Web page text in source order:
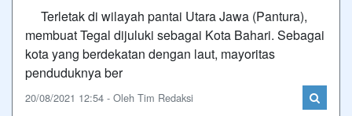
Terletak di wilayah pantai Utara Jawa (Pantura),
membuat Tegal dijuluki sebagai Kota Bahari. Sebagai
kota yang berdekatan dengan laut, mayoritas
penduduknya ber
20/08/2021 12:54 - Oleh Tim Redaksi